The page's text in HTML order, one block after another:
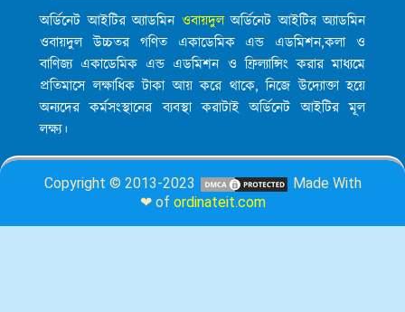
অর্ডিনেট আইটির অ্যাডমিন ওবায়দুলঅর্ডিনেট আইটির অ্যাডমিন
ওবায়দুল উচ্চতর গণিত একাডেমিক এন্ড এডমিশন,কলা ও
বাণিজ্য একাডেমিক এন্ড এডমিশন ও ফ্রিল্যান্সিং করার মাধ্যমে
প্রতিমাসে লক্ষাধিক টাকা আয় করে থাকে, নিজে উদ্যোক্তা হয়ে
অন্যদের কর্মসংস্থানের ব্যবস্থা করাটাই অর্ডিনেট আইটির মূল
লক্ষ্য।
Copyright © 2013-2023
Made With
❤ of ordinateit.com